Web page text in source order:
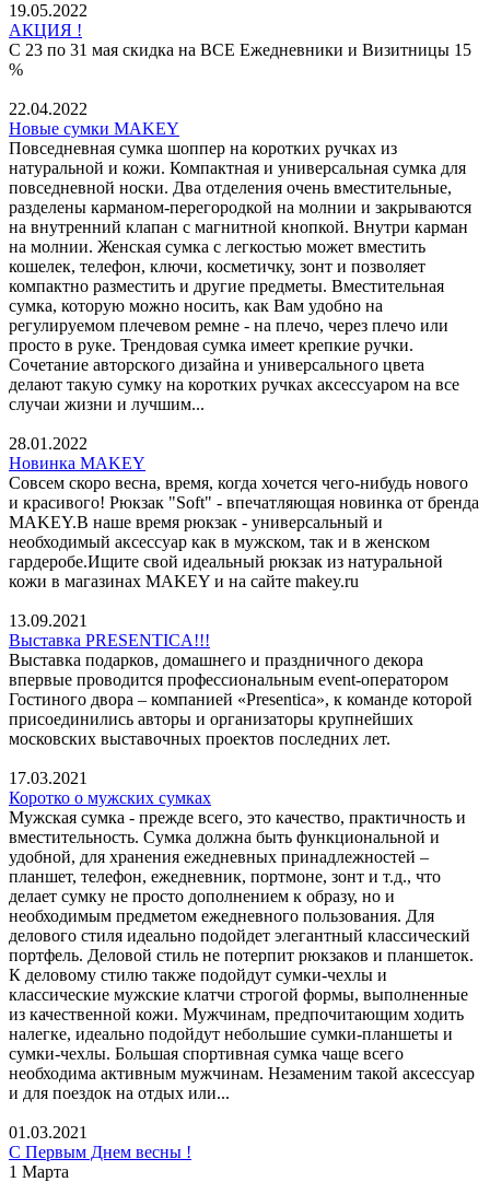
19.05.2022
АКЦИЯ !
С 23 по 31 мая скидка на ВСЕ Ежедневники и Визитницы 15
%
22.04.2022
Новые сумки MAKEY
Повседневная сумка шоппер на коротких ручках из
натуральной и кожи. Компактная и универсальная сумка для
повседневной носки. Два отделения очень вместительные,
разделены карманом-перегородкой на молнии и закрываются
на внутренний клапан с магнитной кнопкой. Внутри карман
на молнии. Женская сумка с легкостью может вместить
кошелек, телефон, ключи, косметичку, зонт и позволяет
компактно разместить и другие предметы. Вместительная
сумка, которую можно носить, как Вам удобно на
регулируемом плечевом ремне - на плечо, через плечо или
просто в руке. Трендовая сумка имеет крепкие ручки.
Сочетание авторского дизайна и универсального цвета
делают такую сумку на коротких ручках аксессуаром на все
случаи жизни и лучшим...
28.01.2022
Новинка MAKEY
Совсем скоро весна, время, когда хочется чего-нибудь нового
и красивого! Рюкзак "Soft" - впечатляющая новинка от бренда
MAKEY.В наше время рюкзак - универсальный и
необходимый аксессуар как в мужском, так и в женском
гардеробе.Ищите свой идеальный рюкзак из натуральной
кожи в магазинах MAKEY и на сайте makey.ru
13.09.2021
Выставка PRESENTICA!!!
Выставка подарков, домашнего и праздничного декора
впервые проводится профессиональным event-оператором
Гостиного двора – компанией «Presentica», к команде которой
присоединились авторы и организаторы крупнейших
московских выставочных проектов последних лет.
17.03.2021
Коротко о мужских сумках
Мужская сумка - прежде всего, это качество, практичность и
вместительность. Сумка должна быть функциональной и
удобной, для хранения ежедневных принадлежностей –
планшет, телефон, ежедневник, портмоне, зонт и т.д., что
делает сумку не просто дополнением к образу, но и
необходимым предметом ежедневного пользования. Для
делового стиля идеально подойдет элегантный классический
портфель. Деловой стиль не потерпит рюкзаков и планшеток.
К деловому стилю также подойдут сумки-чехлы и
классические мужские клатчи строгой формы, выполненные
из качественной кожи. Мужчинам, предпочитающим ходить
налегке, идеально подойдут небольшие сумки-планшеты и
сумки-чехлы. Большая спортивная сумка чаще всего
необходима активным мужчинам. Незаменим такой аксессуар
и для поездок на отдых или...
01.03.2021
С Первым Днем весны !
1 Марта